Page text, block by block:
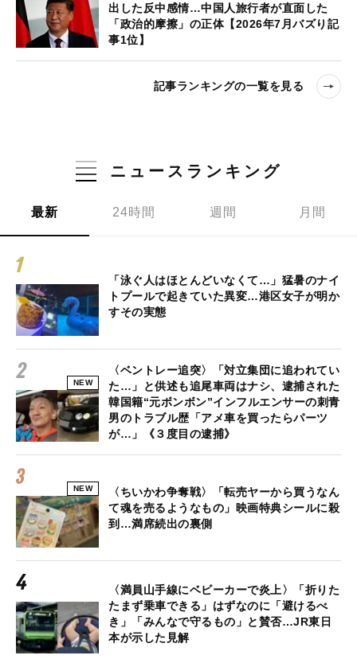
出した反中感情…中国人旅行者が直面した
「政治的摩擦」の正体【2026年7月バズり記
事1位】
記事ランキングの一覧を見る
ニュースランキング
最新 24時間 週間 月間
「泳ぐ人はほとんどいなくて…」猛暑のナイ
トプールで起きていた異変…港区女子が明か
すその実態
NEW
〈ベントレー追突〉「対立集団に追われてい
た…」と供述も追尾車両はナシ、逮捕された
韓国籍“元ボンボン”インフルエンサーの刺青
男のトラブル歴「アメ車を買ったらパーツ
が…」《３度目の逮捕》
NEW
〈ちいかわ争奪戦〉「転売ヤーから買うなん
て魂を売るようなもの」映画特典シールに殺
到…満席続出の裏側
〈満員山手線にベビーカーで炎上〉「折りた
たまず乗車できる」はずなのに「避けるべ
き」「みんなで守るもの」と賛否…JR東日
本が示した見解